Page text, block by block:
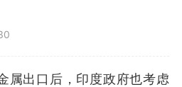
属出口后，印度政府也考虑